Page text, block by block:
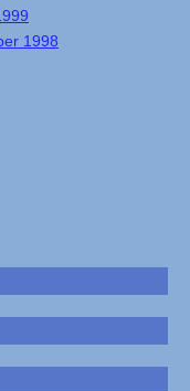
1998